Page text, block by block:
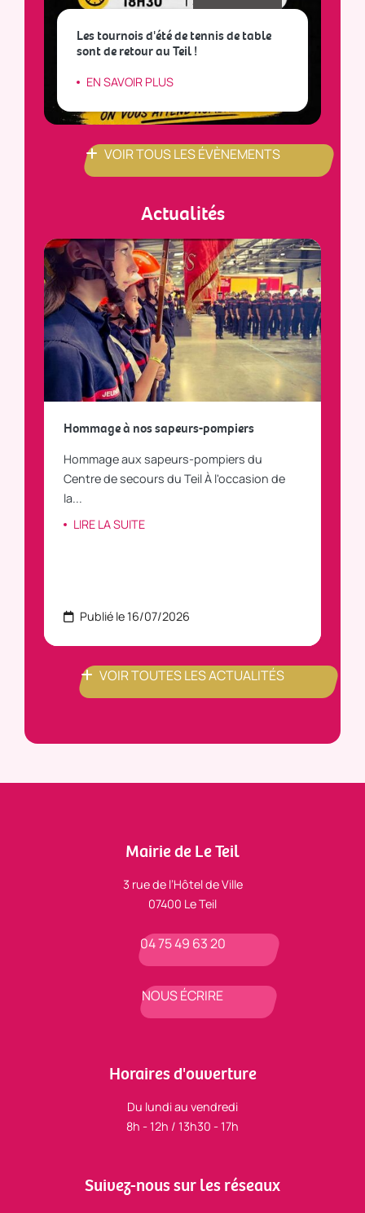
Les tournois d'été de tennis de table
sont de retour au Teil !
EN SAVOIR PLUS
VOIR TOUS LES ÉVÈNEMENTS
Actualités
Hommage à nos sapeurs-pompiers
Hommage aux sapeurs-pompiers du
Centre de secours du Teil À l'occasion de
la...
LIRE LA SUITE
Publié le 16/07/2026
VOIR TOUTES LES ACTUALITÉS
Mairie de Le Teil
3 rue de l’Hôtel de Ville
07400 Le Teil
04 75 49 63 20
NOUS ÉCRIRE
Horaires d'ouverture
Du lundi au vendredi
8h - 12h / 13h30 - 17h
Suivez-nous sur les réseaux